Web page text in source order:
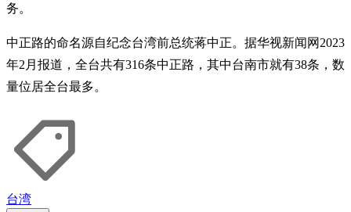
务。
中正路的命名源自纪念台湾前总统蒋中正。据华视新闻网2023
年2月报道，全台共有316条中正路，其中台南市就有38条，数
量位居全台最多。
台湾